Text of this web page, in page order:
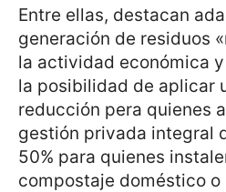
Entre ellas, destacan
generación de residuos
la actividad económica
la posibilidad de aplicar
reducción pera quienes
gestión privada integral
50% para quienes
compostaje doméstico o